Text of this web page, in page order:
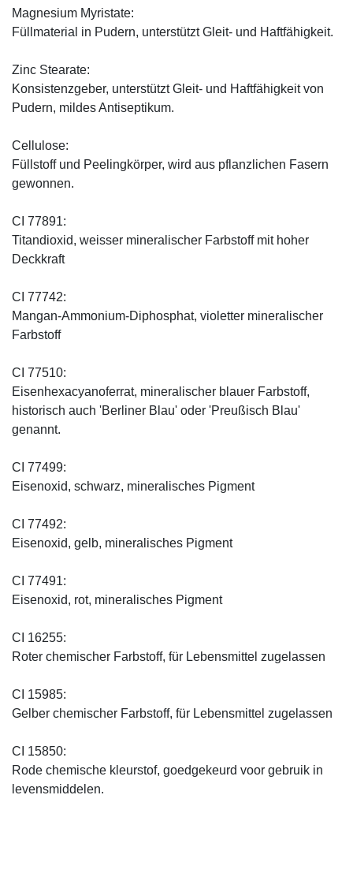
Magnesium Myristate:
Füllmaterial in Pudern, unterstützt Gleit- und Haftfähigkeit.
Zinc Stearate:
Konsistenzgeber, unterstützt Gleit- und Haftfähigkeit von
Pudern, mildes Antiseptikum.
Cellulose:
Füllstoff und Peelingkörper, wird aus pflanzlichen Fasern
gewonnen.
CI 77891:
Titandioxid, weisser mineralischer Farbstoff mit hoher
Deckkraft
CI 77742:
Mangan-Ammonium-Diphosphat, violetter mineralischer
Farbstoff
CI 77510:
Eisenhexacyanoferrat, mineralischer blauer Farbstoff,
historisch auch 'Berliner Blau' oder 'Preußisch Blau'
genannt.
CI 77499:
Eisenoxid, schwarz, mineralisches Pigment
CI 77492:
Eisenoxid, gelb, mineralisches Pigment
CI 77491:
Eisenoxid, rot, mineralisches Pigment
CI 16255:
Roter chemischer Farbstoff, für Lebensmittel zugelassen
CI 15985:
Gelber chemischer Farbstoff, für Lebensmittel zugelassen
CI 15850:
Rode chemische kleurstof, goedgekeurd voor gebruik in
levensmiddelen.